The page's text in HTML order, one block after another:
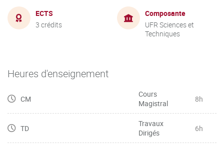
ECTS
3 crédits
Composante
UFR Sciences et
Techniques
Heures d'enseignement
CM
Cours
Magistral
8h
TD
Travaux
Dirigés
6h